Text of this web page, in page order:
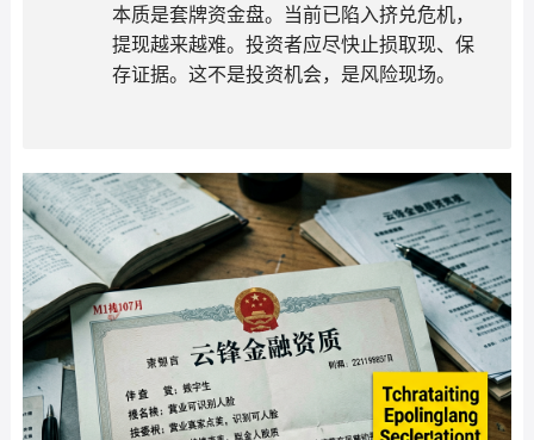
本质是套牌资金盘。当前已陷入挤兑危机，
提现越来越难。投资者应尽快止损取现、保
存证据。这不是投资机会，是风险现场。